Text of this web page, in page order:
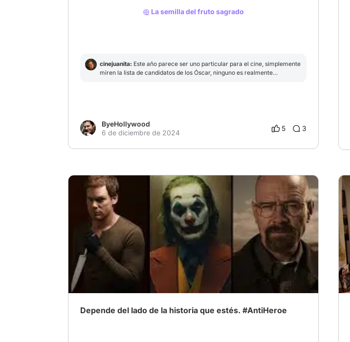
La semilla del fruto sagrado
cinejuanita: Este año parece ser uno particular para el cine, simplemente
miren la lista de candidatos de los Óscar, ninguno es realmente
ByeHollywood
6 de diciembre de 2024
5 3
# El auge de los antihéroes
# PelículaFavorita2024
# MejorPelícula2024
Depende del lado de la historia que estés. #AntiHeroe